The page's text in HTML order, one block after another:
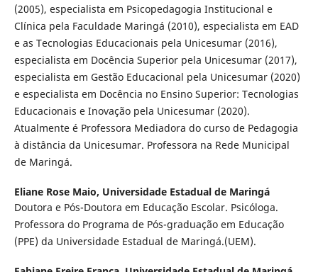
(2005), especialista em Psicopedagogia Institucional e
Clínica pela Faculdade Maringá (2010), especialista em EAD
e as Tecnologias Educacionais pela Unicesumar (2016),
especialista em Docência Superior pela Unicesumar (2017),
especialista em Gestão Educacional pela Unicesumar (2020)
e especialista em Docência no Ensino Superior: Tecnologias
Educacionais e Inovação pela Unicesumar (2020).
Atualmente é Professora Mediadora do curso de Pedagogia
à distância da Unicesumar. Professora na Rede Municipal
de Maringá.
Eliane Rose Maio, Universidade Estadual de Maringá
Doutora e Pós-Doutora em Educação Escolar. Psicóloga.
Professora do Programa de Pós-graduação em Educação
(PPE) da Universidade Estadual de Maringá.(UEM).